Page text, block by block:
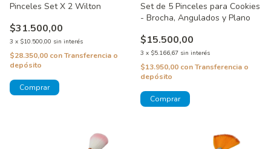
Pinceles Set X 2 Wilton
$31.500,00
3 x $10.500,00 sin interés
$28.350,00 conTransferencia o
depósito
Set de 5 Pinceles para Cookies
- Brocha, Angulados y Plano
$15.500,00
3 x $5.166,67 sin interés
$13.950,00 conTransferencia o
depósito